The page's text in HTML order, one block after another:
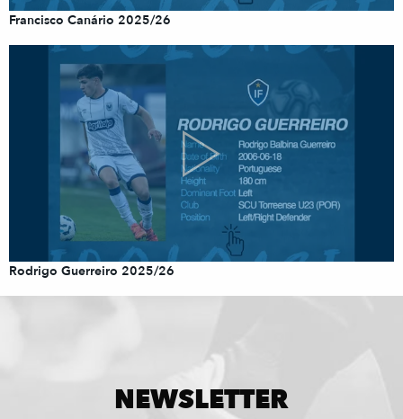
Francisco Canário 2025/26
Rodrigo Guerreiro 2025/26
NEWSLETTER